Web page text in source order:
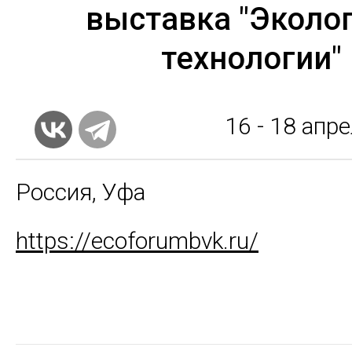
выставка
технологии"
16 - 18
Россия, Уфа
https://ecoforumbvk.ru/